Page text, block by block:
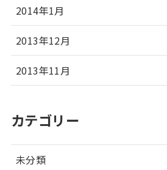
2014年1月
2013年12月
2013年11月
カテゴリー
未分類